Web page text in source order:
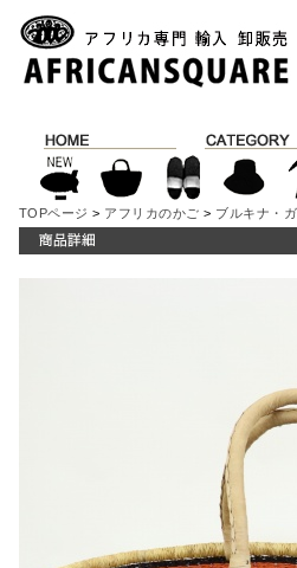
TOPページ > アフリカのかご > ブルキナ・